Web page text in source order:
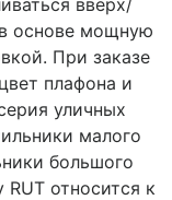
вверх/
основе мощную
При заказе
плафона и
уличных
малого
большого
относится к